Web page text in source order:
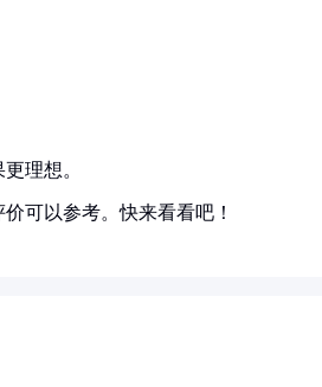
理想。
可以参考。快来看看吧！